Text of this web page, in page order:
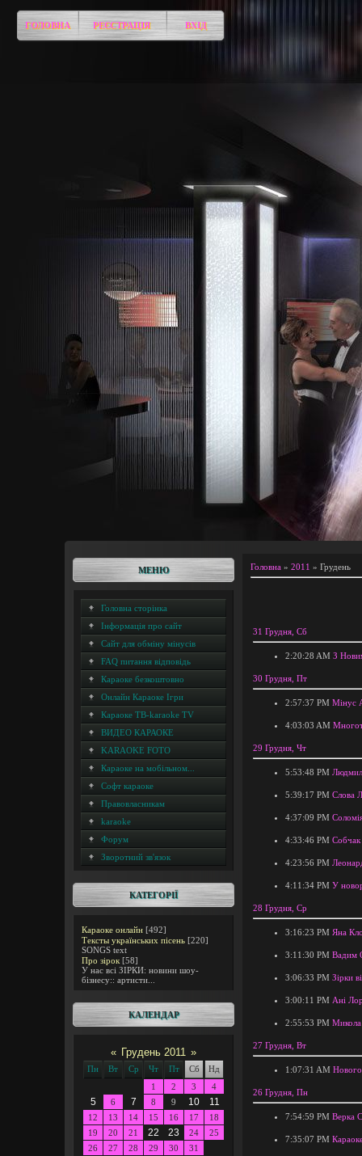
ГОЛОВНА РЕЄСТРАЦІЯ ВХІД
МЕНЮ
Головна сторінка
Інформація про сайт
Сайт для обміну мінусів
FAQ питання відповідь
Караоке безкоштовно
Онлайн Караоке Ігри
Караоке ТВ-karaoke TV
ВИДЕО КАРАОКЕ
KARAOKE FOTO
Караоке на мобільном...
Софт караоке
Правовласникам
karaoke
Форум
Зворотний зв'язок
КАТЕГОРІЇ
Караоке онлайн [492]
Тексты українських пісень [220]
SONGS text
Про зірок [58]
У нас всі ЗІРКИ: новини шоу-
бізнесу:: артисти...
КАЛЕНДАР
« Грудень 2011 »
Пн Вт Ср Чт Пт Сб
Нд
1
2 3 4
5 6 7 8 9 10 11
12 13 14 15 16 17
18
19
20 21 22 23 24
25
26
27 28 29 30 31
Головна » 2011 » Грудень
31 Грудня, Сб
2:20:28 AM З
30 Грудня, Пт
2:57:37 PM Мінус
4:03:03 AM
29 Грудня, Чт
5:53:48 PM
5:39:17 PM Слова
4:37:09 PM
4:33:46 PM Собчак
4:23:56 PM
4:11:34 PM У
28 Грудня, Ср
3:16:23 PM Яна
3:11:30 PM Вадим
3:06:33 PM Зірки
3:00:11 PM Ані
2:55:53 PM Микола
27 Грудня, Вт
1:07:31 AM
26 Грудня, Пн
7:54:59 PM Верка
7:35:07 PM